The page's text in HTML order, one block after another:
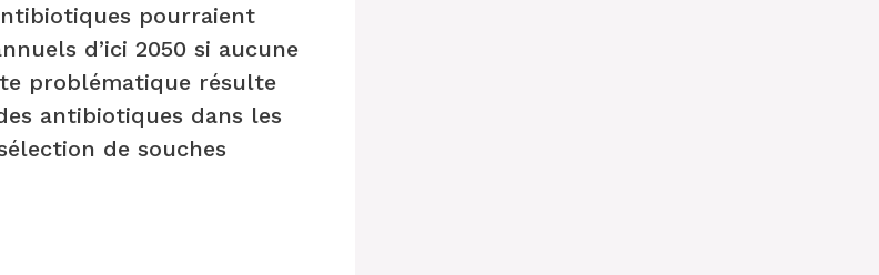
pourraient
d’ici 2050 si aucune
problématique résulte
antibiotiques dans les
de souches